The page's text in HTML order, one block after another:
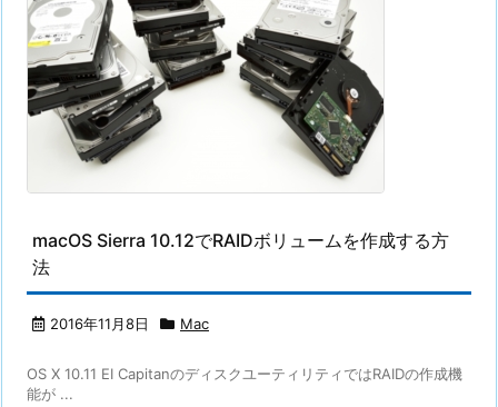
macOS Sierra 10.12でRAIDボリュームを作成する方
法
2016年11月8日 Mac
OS X 10.11 EI CapitanのディスクユーティリティではRAIDの作成機
能が ...